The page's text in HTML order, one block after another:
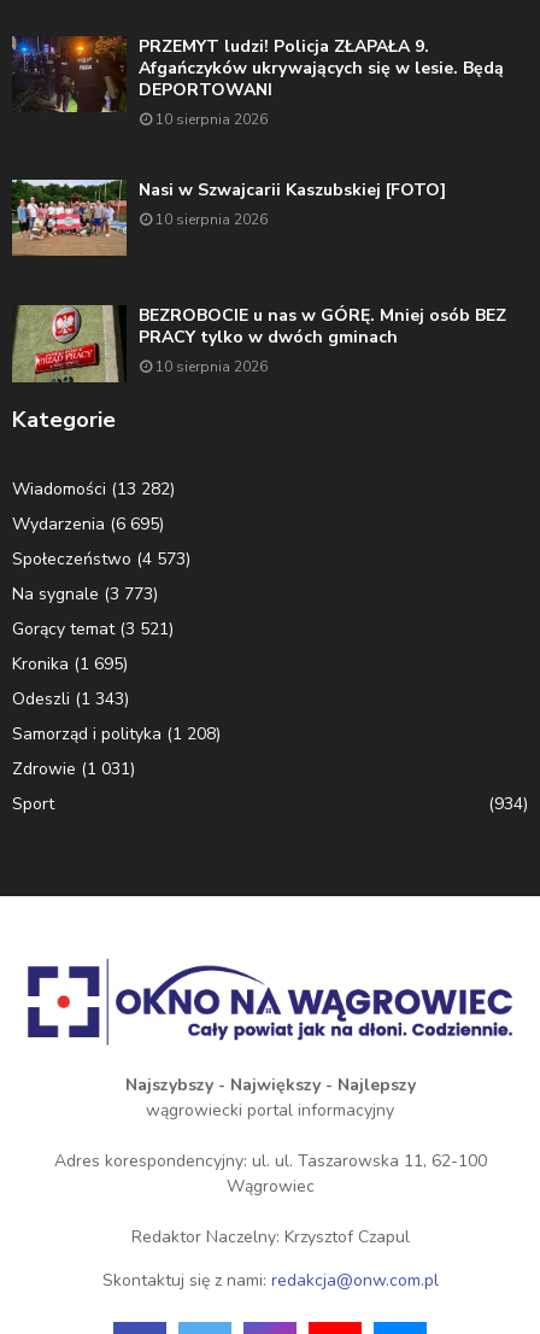
PRZEMYT ludzi! Policja ZŁAPAŁA 9.
Afgańczyków ukrywających się w lesie. Będą
DEPORTOWANI
10 sierpnia 2026
Nasi w Szwajcarii Kaszubskiej [FOTO]
10 sierpnia 2026
BEZROBOCIE u nas w GÓRĘ. Mniej osób BEZ
PRACY tylko w dwóch gminach
10 sierpnia 2026
Kategorie
Wiadomości (13 282)
Wydarzenia (6 695)
Społeczeństwo (4 573)
Na sygnale (3 773)
Gorący temat(3 521)
Kronika (1 695)
Odeszli (1 343)
Samorząd i polityka (1 208)
Zdrowie (1 031)
Sport
(934)
Najszybszy - Największy - Najlepszy
wągrowiecki portal informacyjny
Adres korespondencyjny: ul. ul. Taszarowska 11, 62-100
Wągrowiec
Redaktor Naczelny: Krzysztof Czapul
Skontaktuj się z nami: redakcja@onw.com.pl